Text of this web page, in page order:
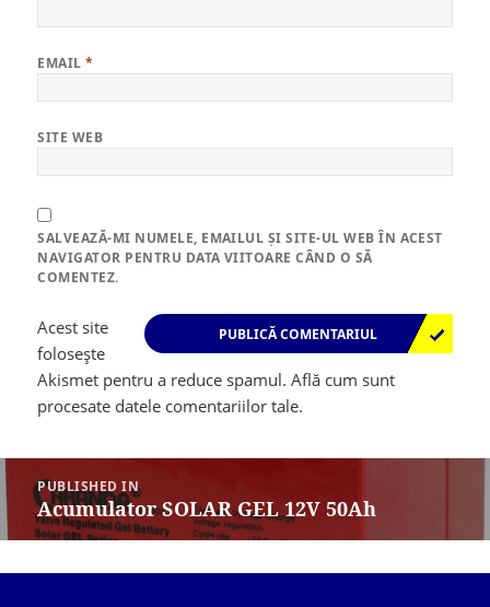
EMAIL*
SITE WEB
SALVEAZĂ-MI NUMELE, EMAILUL ȘI SITE-UL WEB ÎN ACEST
NAVIGATOR PENTRU DATA VIITOARE CÂND O SĂ
COMENTEZ.
Acest site
folosește
Akismet pentru a reduce spamul.Află cum sunt
procesate datele comentariilor tale.
Navigare
în
articole
PUBLISHED IN
Acumulator SOLAR GEL 12V 50Ah